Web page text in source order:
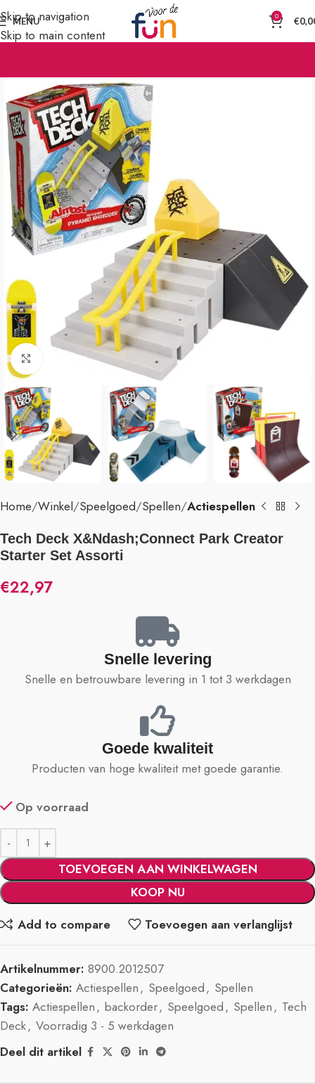
Skip to navigation
Skip to main content
MENU 0 €
Klik om te vergroten
Home Winkel Speelgoed Spellen Actiespellen
Tech Deck X&Ndash;Connect Park Creator
Starter Set Assorti
€22,97
Snelle levering
Snelle en betrouwbare levering in 1 tot 3 werkdagen
Goede kwaliteit
Producten van hoge kwaliteit met goede garantie.
Op voorraad
TOEVOEGEN AAN WINKELWAGEN
KOOP NU
Add to compare
Toevoegen aan verlanglijst
Artikelnummer: 8900.2012507
Categorieën: Actiespellen, Speelgoed, Spellen
Tags: Actiespellen, backorder, Speelgoed, Spellen, Tech
Deck, Voorradig 3 - 5 werkdagen
Deel dit artikel